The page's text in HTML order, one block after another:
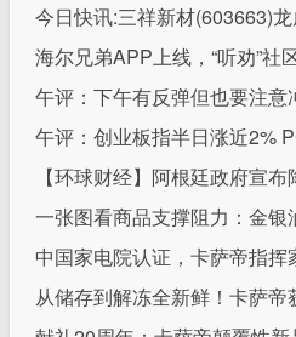
今日快讯:三祥新材(603663)
海尔兄弟APP上线，“听劝”社
午评：下午有反弹但也要注
午评：创业板指半日涨近2%
【环球财经】阿根廷政府宣
一张图看商品支撑阻力：金
中国家电院认证，卡萨帝指
从储存到解冻全新鲜！卡萨